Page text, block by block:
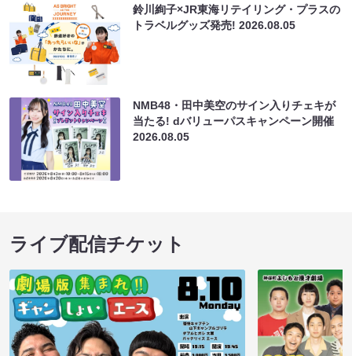
鈴川絢子×JR東海リテイリング・プラスの
トラベルグッズ発売!2026.08.05
NMB48・田中美空のサイン入りチェキが
当たる! dバリューパスキャンペーン開催
2026.08.05
ライブ配信チケット